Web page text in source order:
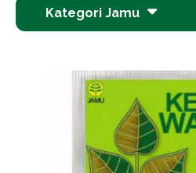
Kategori Jamu